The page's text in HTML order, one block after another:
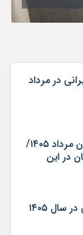
در مرداد
لیست قیمت خرید مسکن در اکباتان مرداد ۱۴۰۵/
در این
۱۴۰۵